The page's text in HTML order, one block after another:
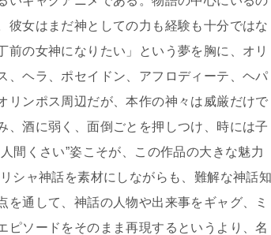
彼女はまだ神としての力も経験も十分ではな
の女神になりたい」という夢を胸に、オリ
、ヘラ、ポセイドン、アフロディーテ、ヘパ
リンポス周辺だが、本作の神々は威厳だけで
、酒に弱く、面倒ごとを押しつけ、時には子
間くさい”姿こそが、この作品の大きな魅力
シャ神話を素材にしながらも、難解な神話
通して、神話の人物や出来事をギャグ、ミ
ピソードをそのまま再現するというより、名